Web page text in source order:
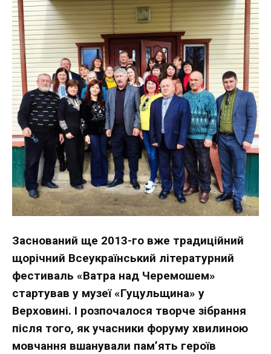
Заснований ще 2013-го вже традиційний
щорічний Всеукраїнський літературний
фестиваль «Ватра над Черемошем»
стартував у музеї «Гуцульщина» у
Верховині. І розпочалося творче зібрання
після того, як учасники форуму хвилиною
мовчання вшанували пам’ять героїв